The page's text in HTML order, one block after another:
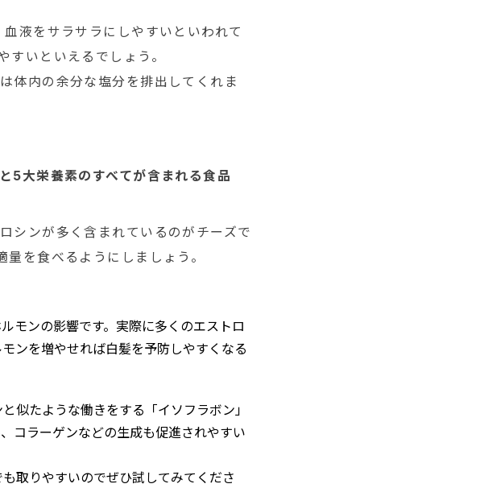
液をサラサラにしやすいといわれて
いといえるでしょう。
体内の余分な塩分を排出してくれま
5大栄養素のすべてが含まれる食品
シンが多く含まれているのがチーズで
を食べるようにしましょう。
モンの影響です。実際に多くのエストロ
ンを増やせれば白髪を予防しやすくなる
似たような働きをする「イソフラボン」
コラーゲンなどの生成も促進されやすい
取りやすいのでぜひ試してみてくださ